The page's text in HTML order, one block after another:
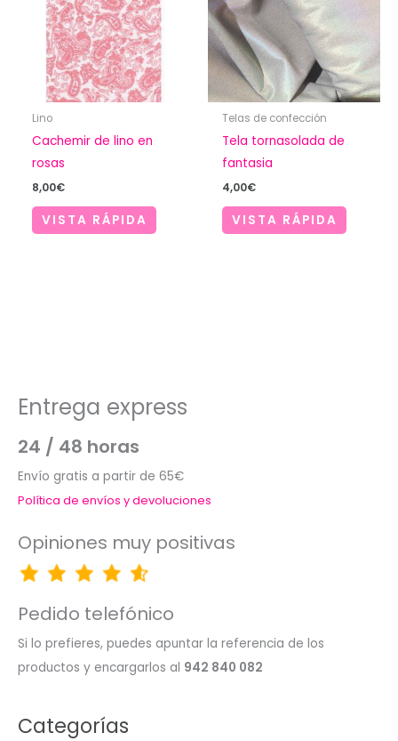
Lino
Cachemir de lino en
rosas
8,00€
VISTA RÁPIDA
Telas de confección
Tela tornasolada de
fantasia
4,00€
VISTA RÁPIDA
Entrega express
24 / 48 horas
Envío gratis a partir de 65€
Política de envíos y devoluciones
Opiniones muy positivas
Pedido telefónico
Si lo prefieres, puedes apuntar la referencia de los
productos y encargarlos al 942 840 082
Categorías